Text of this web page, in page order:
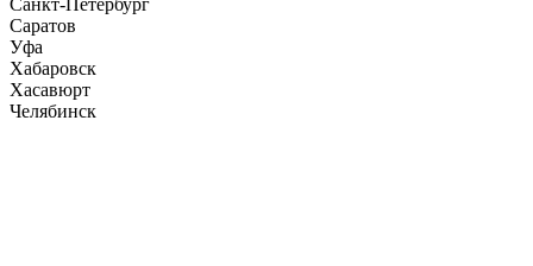
Санкт-Петербург
Саратов
Уфа
Хабаровск
Хасавюрт
Челябинск